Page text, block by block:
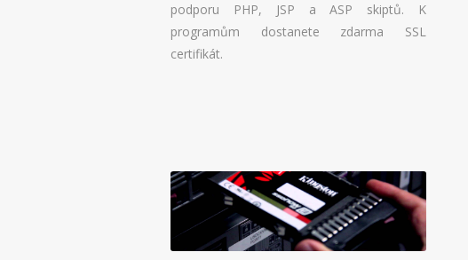
podporu PHP, JSP a ASP skiptů. K
programům dostanete zdarma SSL
certifikát.